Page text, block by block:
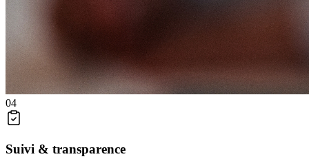
04
Suivi & transparence